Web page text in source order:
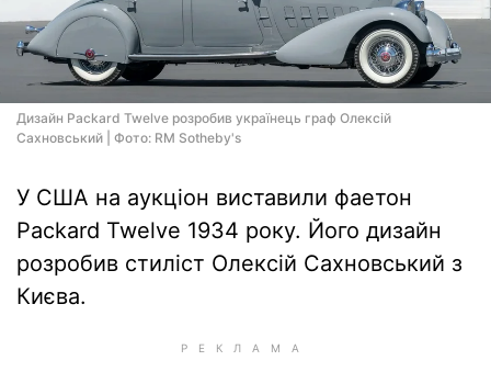
Дизайн Packard Twelve розробив українець граф Олексій
Сахновський | Фото: RM Sotheby's
У США на аукціон виставили фаетон
Packard Twelve 1934 року. Його дизайн
розробив стиліст Олексій Сахновський з
Києва.